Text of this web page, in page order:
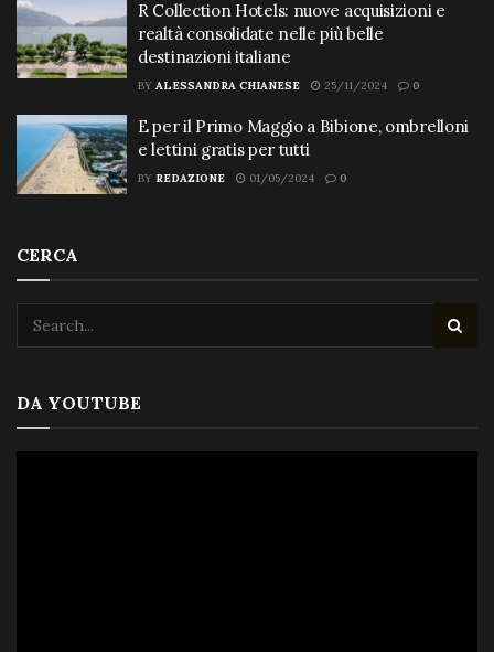
R Collection Hotels: nuove acquisizioni e
realtà consolidate nelle più belle
destinazioni italiane
BY ALESSANDRA CHIANESE 25/11/2024 0
E per il Primo Maggio a Bibione, ombrelloni
e lettini gratis per tutti
BY REDAZIONE 01/05/2024 0
CERCA
DA YOUTUBE